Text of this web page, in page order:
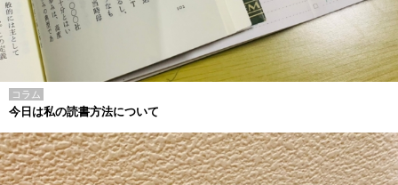
コラム
今日は私の読書方法について